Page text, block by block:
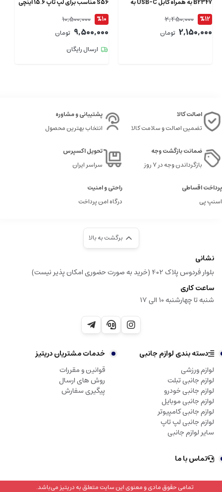
B2347 به همراه کابل USB-C به
طول 1.5 متر
%12
2,450,000
2,150,000 تومان
S56 مناسب برای لپ تاپ 15.6 اینچی
%10
10,500,000
9,500,000 تومان
ارسال رایگان
اصالت کالا
تضمین اصالت و سلامت کالا
پشتیبانی و مشاوره
انتخاب بهترین محصول
ضمانت بازگشت وجه
بازگرداندن وجه در ۷ روز
تحویل اکسپرس
سراسر ایران
پرداخت اقساطی
اسنپ پی
راحتی و امنیت
درگاه امن پرداخت
برگشت به بالا
نشانی
بلوار فردوس پلاک 402 (خرید به صورت حضوری امکان پذیر نیست)
ساعت کاری
شنبه تا چهارشنبه 10 الی 17
دسته بندی لوازم جانبی
لوازم ورزشی
لوازم جانبی تبلت
لوازم جانبی خودرو
لوازم جانبی موبایل
لوازم جانبی کامپیوتر
لوازم جانبی لپ تاپ
سایر لوازم جانبی
خدمات مشتریان دریتیز
قوانین و مقررات
روش های ارسال
پیگیری سفارش
تماس با ما
تمامی حقوق مادی و معنوی این سایت متعلق به دریتیز می‌باشد.